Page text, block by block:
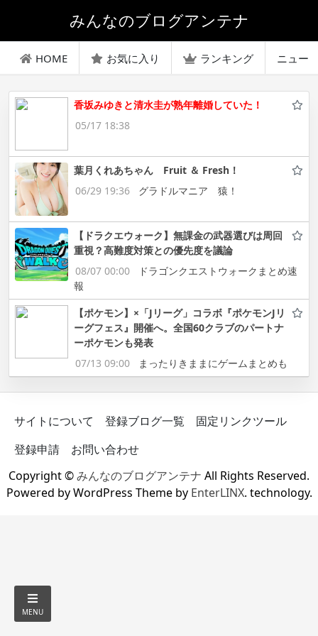
みんなのブログアンテナ
HOME お気に入り ランキング ニュー
香坂みゆきと清水圭が熟年離婚していた！
05/17 18:38
葉月くれあちゃん Fruit ＆ Fresh！
06/29 19:36
グラドルマニア 猿！
【ドラクエウォーク】無課金の武器選びは周回
重視？高難度対策との優先度を議論
08/07 00:00
ドラゴンクエストウォークまとめ速
報
【ポケモン】×「Jリーグ」コラボ『ポケモンJリ
ーグフェス』開催へ。全国60クラブのパートナ
ーポケモンも発表
07/13 09:00
まったりきままにゲームまとめも
サイトについて 登録ブログ一覧
固定リンクツール
登録申請
お問い合わせ
Copyright ©みんなのブログアンテナ All Rights Reserved.
Powered by WordPress Theme by EnterLINX. technology.
MENU